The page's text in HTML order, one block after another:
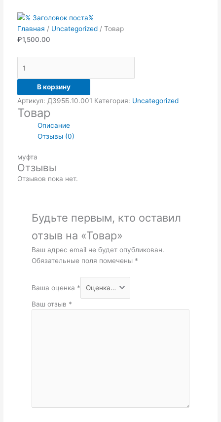
Главная / Uncategorized/ Товар
₽1,500.00
В корзину
Артикул: Д395Б.10.001 Категория: Uncategorized
Товар
Описание
Отзывы (0)
муфтa
Отзывы
Отзывов пока нет.
Будьте первым, кто оставил
отзыв на «Товар»
Ваш адрес email не будет опубликован.
Обязательные поля помечены *
Ваша оценка *
Ваш отзыв *